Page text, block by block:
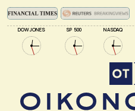
DOW JONES SP 500 NASDAQ